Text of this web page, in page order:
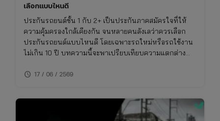
เลือกแบบไหนดี
ประกันรถยนต์ชั้น 1 กับ 2+ เป็นประกันภาคสมัครใจที่ให้
ความคุ้มครองใกล้เคียงกัน จนหลายคนลังเลว่าควรเลือก
ประกันรถยนต์แบบไหนดี โดยเฉพาะรถใหม่หรือรถใช้งาน
ไม่เกิน 10 ปี บทความนี้จะพาเปรียบเทียบความแตกต่าง
เทียบ ทั้งเรื่องความคุ้มครอง ค่าเบี้ย และความเหมาะสมใน
schedule 17 / 06 / 2569